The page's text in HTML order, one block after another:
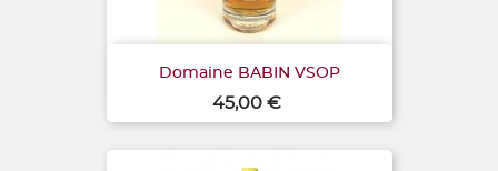
Domaine BABIN VSOP
Prix
45,00 €